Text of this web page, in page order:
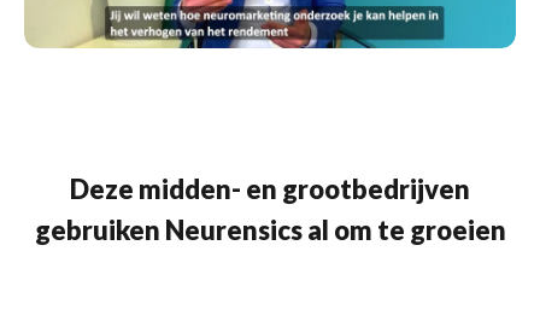
Deze midden- en grootbedrijven
gebruiken Neurensics al om te groeien